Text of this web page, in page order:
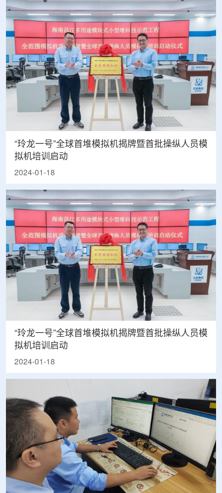
“玲龙一号”全球首堆模拟机揭牌暨首批操纵人员模
拟机培训启动
2024-01-18
“玲龙一号”全球首堆模拟机揭牌暨首批操纵人员模
拟机培训启动
2024-01-18